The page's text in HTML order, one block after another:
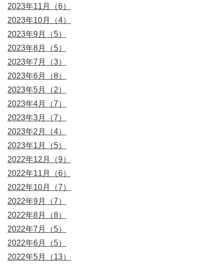
2023年11月（6）
2023年10月（4）
2023年9月（5）
2023年8月（5）
2023年7月（3）
2023年6月（8）
2023年5月（2）
2023年4月（7）
2023年3月（7）
2023年2月（4）
2023年1月（5）
2022年12月（9）
2022年11月（6）
2022年10月（7）
2022年9月（7）
2022年8月（8）
2022年7月（5）
2022年6月（5）
2022年5月（13）